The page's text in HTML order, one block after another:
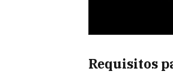
Requisitos